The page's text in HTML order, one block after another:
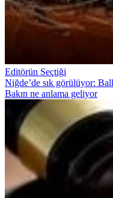
Editörün Seçtiği
Niğde’de sık görülüyor:
Bakın ne anlama geliyor